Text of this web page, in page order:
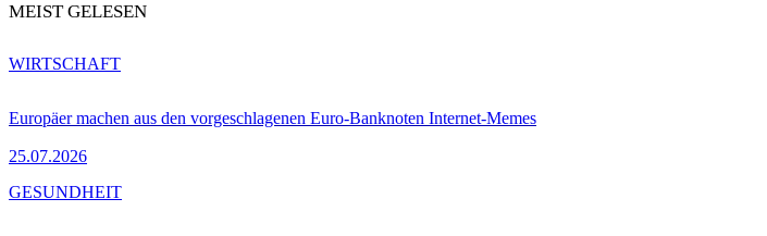
MEIST GELESEN
Europäer machen aus den vorgeschlagenen Euro-Banknoten Internet-Memes
25.07.2026
WIRTSCHAFT
GESUNDHEIT